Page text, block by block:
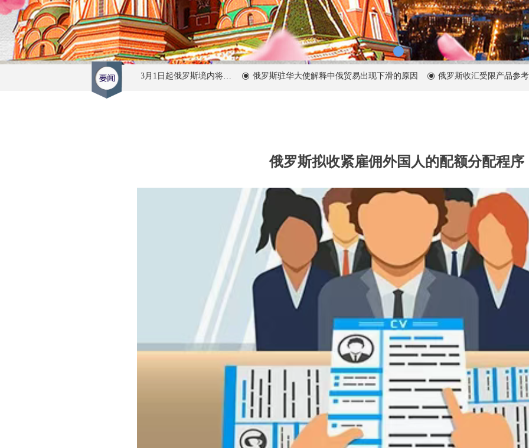
“外语禁令”：2026年3月1日起俄罗斯境内将全面限制在商业中使用外语 ꀉ 俄罗斯驻华大使解释中俄贸易出现下滑的原因 ꀉ 俄罗斯收汇受限产品参考清
俄罗斯拟收紧雇佣外国人的配额分配程序